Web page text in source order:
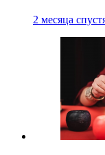
2 месяца